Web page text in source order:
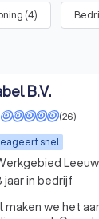
(4)
B.V.
snel
(26)
we het
jaar in bedrijf